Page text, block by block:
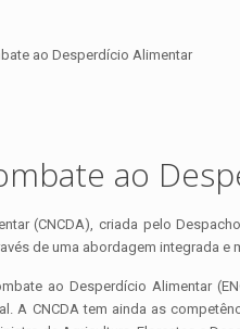
ao Desperdício Alimentar
ao
(CNCDA), criada pelo
de uma abordagem integrada e
ao Desperdício Alimentar
A CNCDA tem ainda as